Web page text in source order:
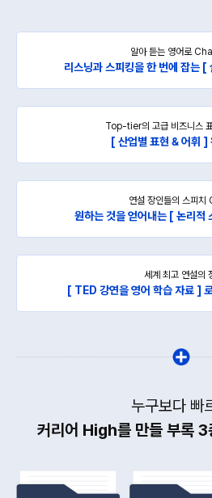
알아 듣는 영어로
리스닝과 스피킹을 한 번에 잡는 [
Top-tier의 고급 비즈니스
[ 산업별 표현 & 어휘 ]
연설 장인들의 스피치
원하는 것을 얻어내는 [ 논리적
세계 최고 연설의
[ TED 강연을 영어 학습 자료 ]
누구보다 빠
커리어 High를 만들 부록 3